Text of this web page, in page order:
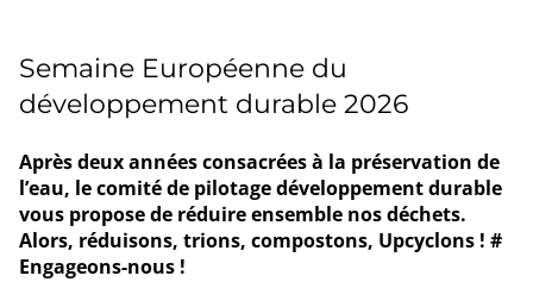
Semaine Européenne du
développement durable 2026
Après deux années consacrées à la préservation de
l’eau, le comité de pilotage développement durable
vous propose de réduire ensemble nos déchets.
Alors, réduisons, trions, compostons, Upcyclons ! #
Engageons-nous !